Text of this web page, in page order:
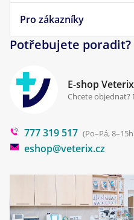
Veterinární diety
Pamlsky pro psy
Obchodní podmínky
Reklamace a vrácení
Cookies a podmínky
Náš příběh
Pro zákazníky
Klinika Prostějov
Poradna
Blog
Potřebujete poradit?
E-shop Veterix
Chcete objednat?
777 319 517 (Po–Pá,
eshop@veterix.cz